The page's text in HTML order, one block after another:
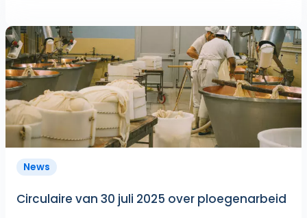
News
Circulaire van 30 juli 2025 over ploegenarbeid